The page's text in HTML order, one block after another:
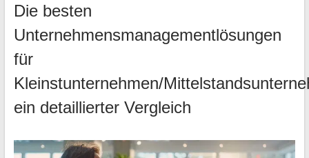
Die besten
Unternehmensmanagementlösungen
für
Kleinstunternehmen/
ein detaillierter Vergleich